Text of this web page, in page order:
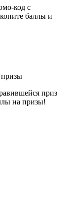
код с
баллы и
призы
приз
на призы!